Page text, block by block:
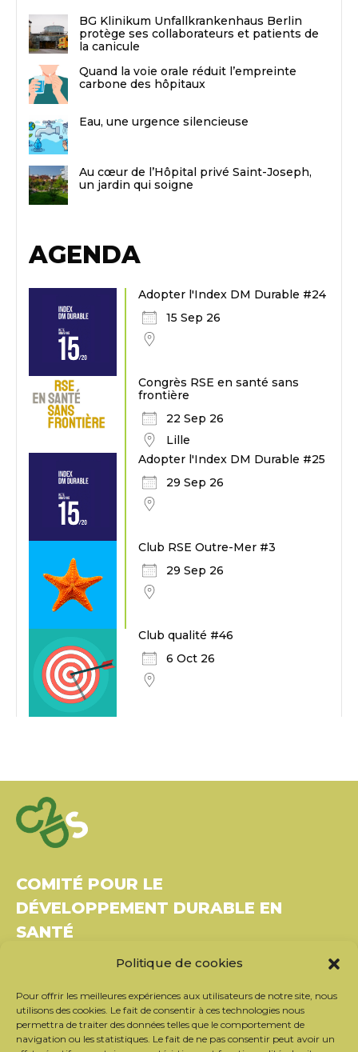
Politique de cookies
Pour offrir les meilleures expériences aux utilisateurs de notre site, nous
utilisons des cookies. Le fait de consentir à ces technologies nous
permettra de traiter des données telles que le comportement de
navigation ou les statistiques. Le fait de ne pas consentir peut avoir un
BG Klinikum Unfallkrankenhaus Berlin
protège ses collaborateurs et patients de
la canicule
Quand la voie orale réduit l’empreinte
carbone des hôpitaux
Eau, une urgence silencieuse
Au cœur de l’Hôpital privé Saint-Joseph,
un jardin qui soigne
AGENDA
Adopter l'Index DM Durable #24
15 Sep 26
Congrès RSE en santé sans
frontière
22 Sep 26
Lille
Adopter l'Index DM Durable #25
29 Sep 26
Club RSE Outre-Mer #3
29 Sep 26
Club qualité #46
6 Oct 26
COMITÉ POUR LE
DÉVELOPPEMENT DURABLE EN
SANTÉ
Bâtiment Le Rubixco, 1 rue Bernard Maris
Tél. : 06 26 49 36 81 – contact@c2ds.eu